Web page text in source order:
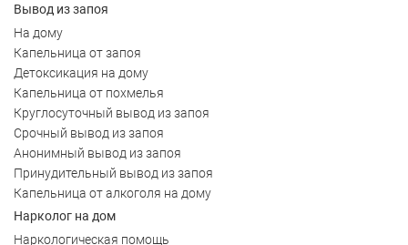
Вывод из запоя
На дому
Капельница от запоя
Детоксикация на дому
Капельница от похмелья
Круглосуточный вывод из запоя
Срочный вывод из запоя
Анонимный вывод из запоя
Принудительный вывод из запоя
Капельница от алкоголя на дому
Нарколог на дом
Наркологическая помощь